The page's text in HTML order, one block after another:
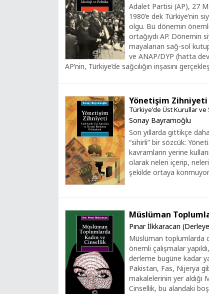
Adalet Partisi (AP), 27
1980’e dek Türkiye’nin
olgu. Bu dönemin
ortağıydı AP. Dönemin
mayalanan sağ-sol
ve ANAP/DYP (hatta
AP’nin, Türkiye’de sağcılığın inşasını
Yönetişim Zihniyeti
Türkiye'de Üst Kurullar ve
Sonay Bayramoğlu
Son yıllarda gittikçe
“sihirli” bir sözcük:
kavramların yerine
olarak neleri içerip, neleri
şekilde ortaya konmuyor.
Müslüman
Pınar İlkkaracan
Müslüman toplumlarda
önemli çalışmalar
derleme bugüne kadar
Pakistan, Fas, Nijerya
makalelerinin yer aldığı
Cinsellik, bu alandaki